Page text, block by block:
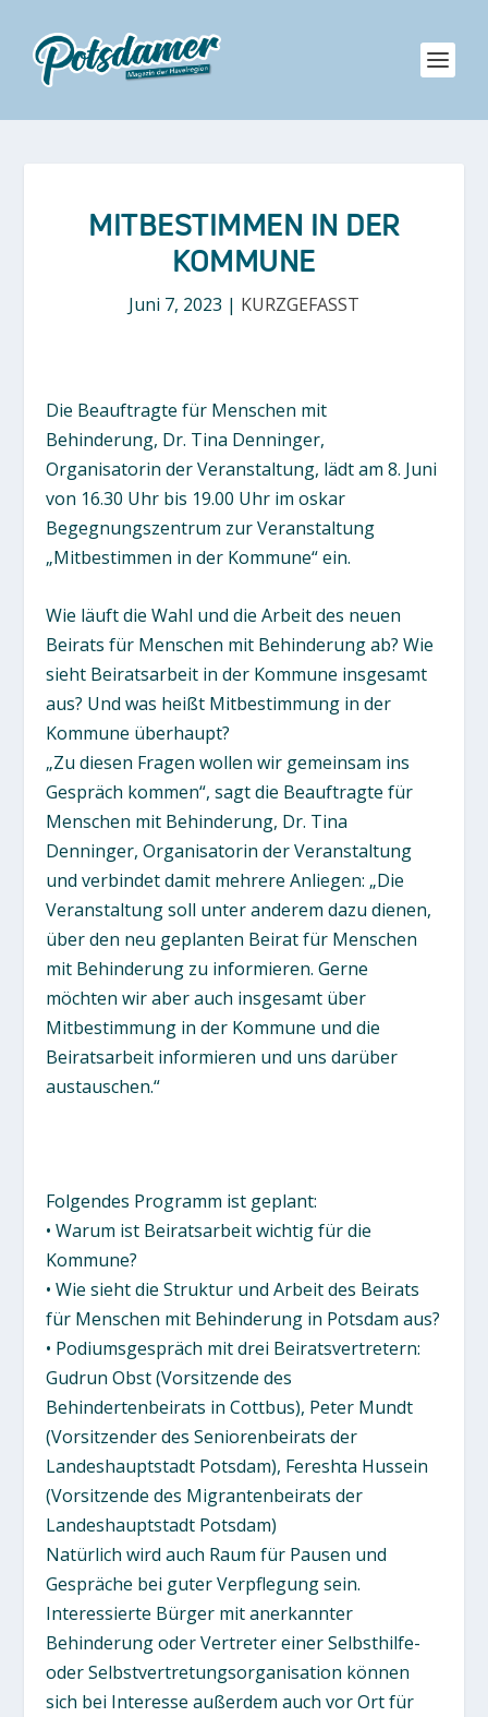
MITBESTIMMEN IN DER
KOMMUNE
Juni 7, 2023 | KURZGEFASST
Die Beauftragte für Menschen mit
Behinderung, Dr. Tina Denninger,
Organisatorin der Veranstaltung, lädt am 8. Juni
von 16.30 Uhr bis 19.00 Uhr im oskar
Begegnungszentrum zur Veranstaltung
„Mitbestimmen in der Kommune“ ein.
Wie läuft die Wahl und die Arbeit des neuen
Beirats für Menschen mit Behinderung ab? Wie
sieht Beiratsarbeit in der Kommune insgesamt
aus? Und was heißt Mitbestimmung in der
Kommune überhaupt?
„Zu diesen Fragen wollen wir gemeinsam ins
Gespräch kommen“, sagt die Beauftragte für
Menschen mit Behinderung, Dr. Tina
Denninger, Organisatorin der Veranstaltung
und verbindet damit mehrere Anliegen: „Die
Veranstaltung soll unter anderem dazu dienen,
über den neu geplanten Beirat für Menschen
mit Behinderung zu informieren. Gerne
möchten wir aber auch insgesamt über
Mitbestimmung in der Kommune und die
Beiratsarbeit informieren und uns darüber
austauschen.“
Folgendes Programm ist geplant:
• Warum ist Beiratsarbeit wichtig für die
Kommune?
• Wie sieht die Struktur und Arbeit des Beirats
für Menschen mit Behinderung in Potsdam aus?
• Podiumsgespräch mit drei Beiratsvertretern:
Gudrun Obst (Vorsitzende des
Behindertenbeirats in Cottbus), Peter Mundt
(Vorsitzender des Seniorenbeirats der
Landeshauptstadt Potsdam), Fereshta Hussein
(Vorsitzende des Migrantenbeirats der
Landeshauptstadt Potsdam)
Natürlich wird auch Raum für Pausen und
Gespräche bei guter Verpflegung sein.
Interessierte Bürger mit anerkannter
Behinderung oder Vertreter einer Selbsthilfe-
oder Selbstvertretungsorganisation können
sich bei Interesse außerdem auch vor Ort für